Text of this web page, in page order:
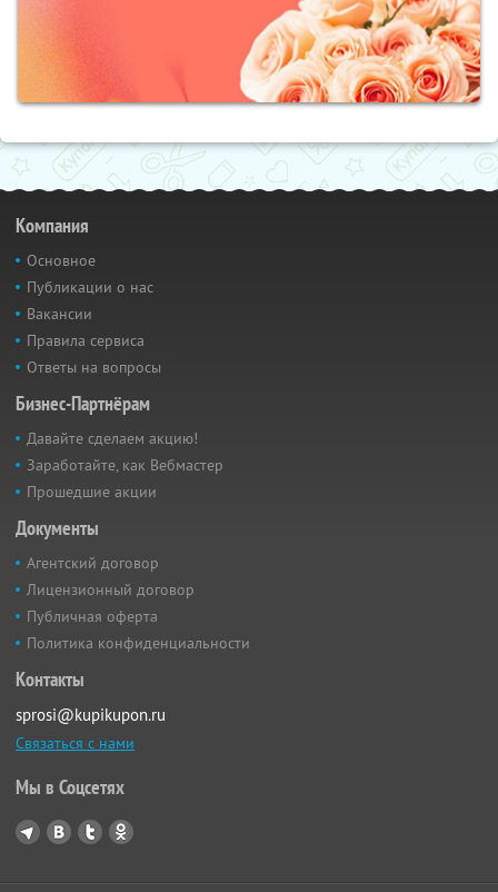
Компания
Основное
Публикации о нас
Вакансии
Правила сервиса
Ответы на вопросы
Бизнес-Партнёрам
Давайте сделаем акцию!
Заработайте, как Вебмастер
Прошедшие акции
Документы
Агентский договор
Лицензионный договор
Публичная оферта
Политика конфиденциальности
Контакты
sprosi@kupikupon.ru
Связаться с нами
Мы в Соцсетях